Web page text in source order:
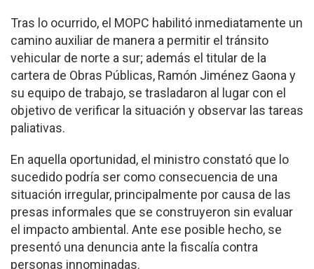
Tras lo ocurrido, el MOPC habilitó inmediatamente un
camino auxiliar de manera a permitir el tránsito
vehicular de norte a sur; además el titular de la
cartera de Obras Públicas, Ramón Jiménez Gaona y
su equipo de trabajo, se trasladaron al lugar con el
objetivo de verificar la situación y observar las tareas
paliativas.
En aquella oportunidad, el ministro constató que lo
sucedido podría ser como consecuencia de una
situación irregular, principalmente por causa de las
presas informales que se construyeron sin evaluar
el impacto ambiental. Ante ese posible hecho, se
presentó una denuncia ante la fiscalía contra
personas innominadas.